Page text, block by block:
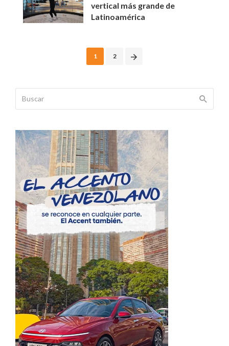
vertical más grande de
Latinoamérica
1 2